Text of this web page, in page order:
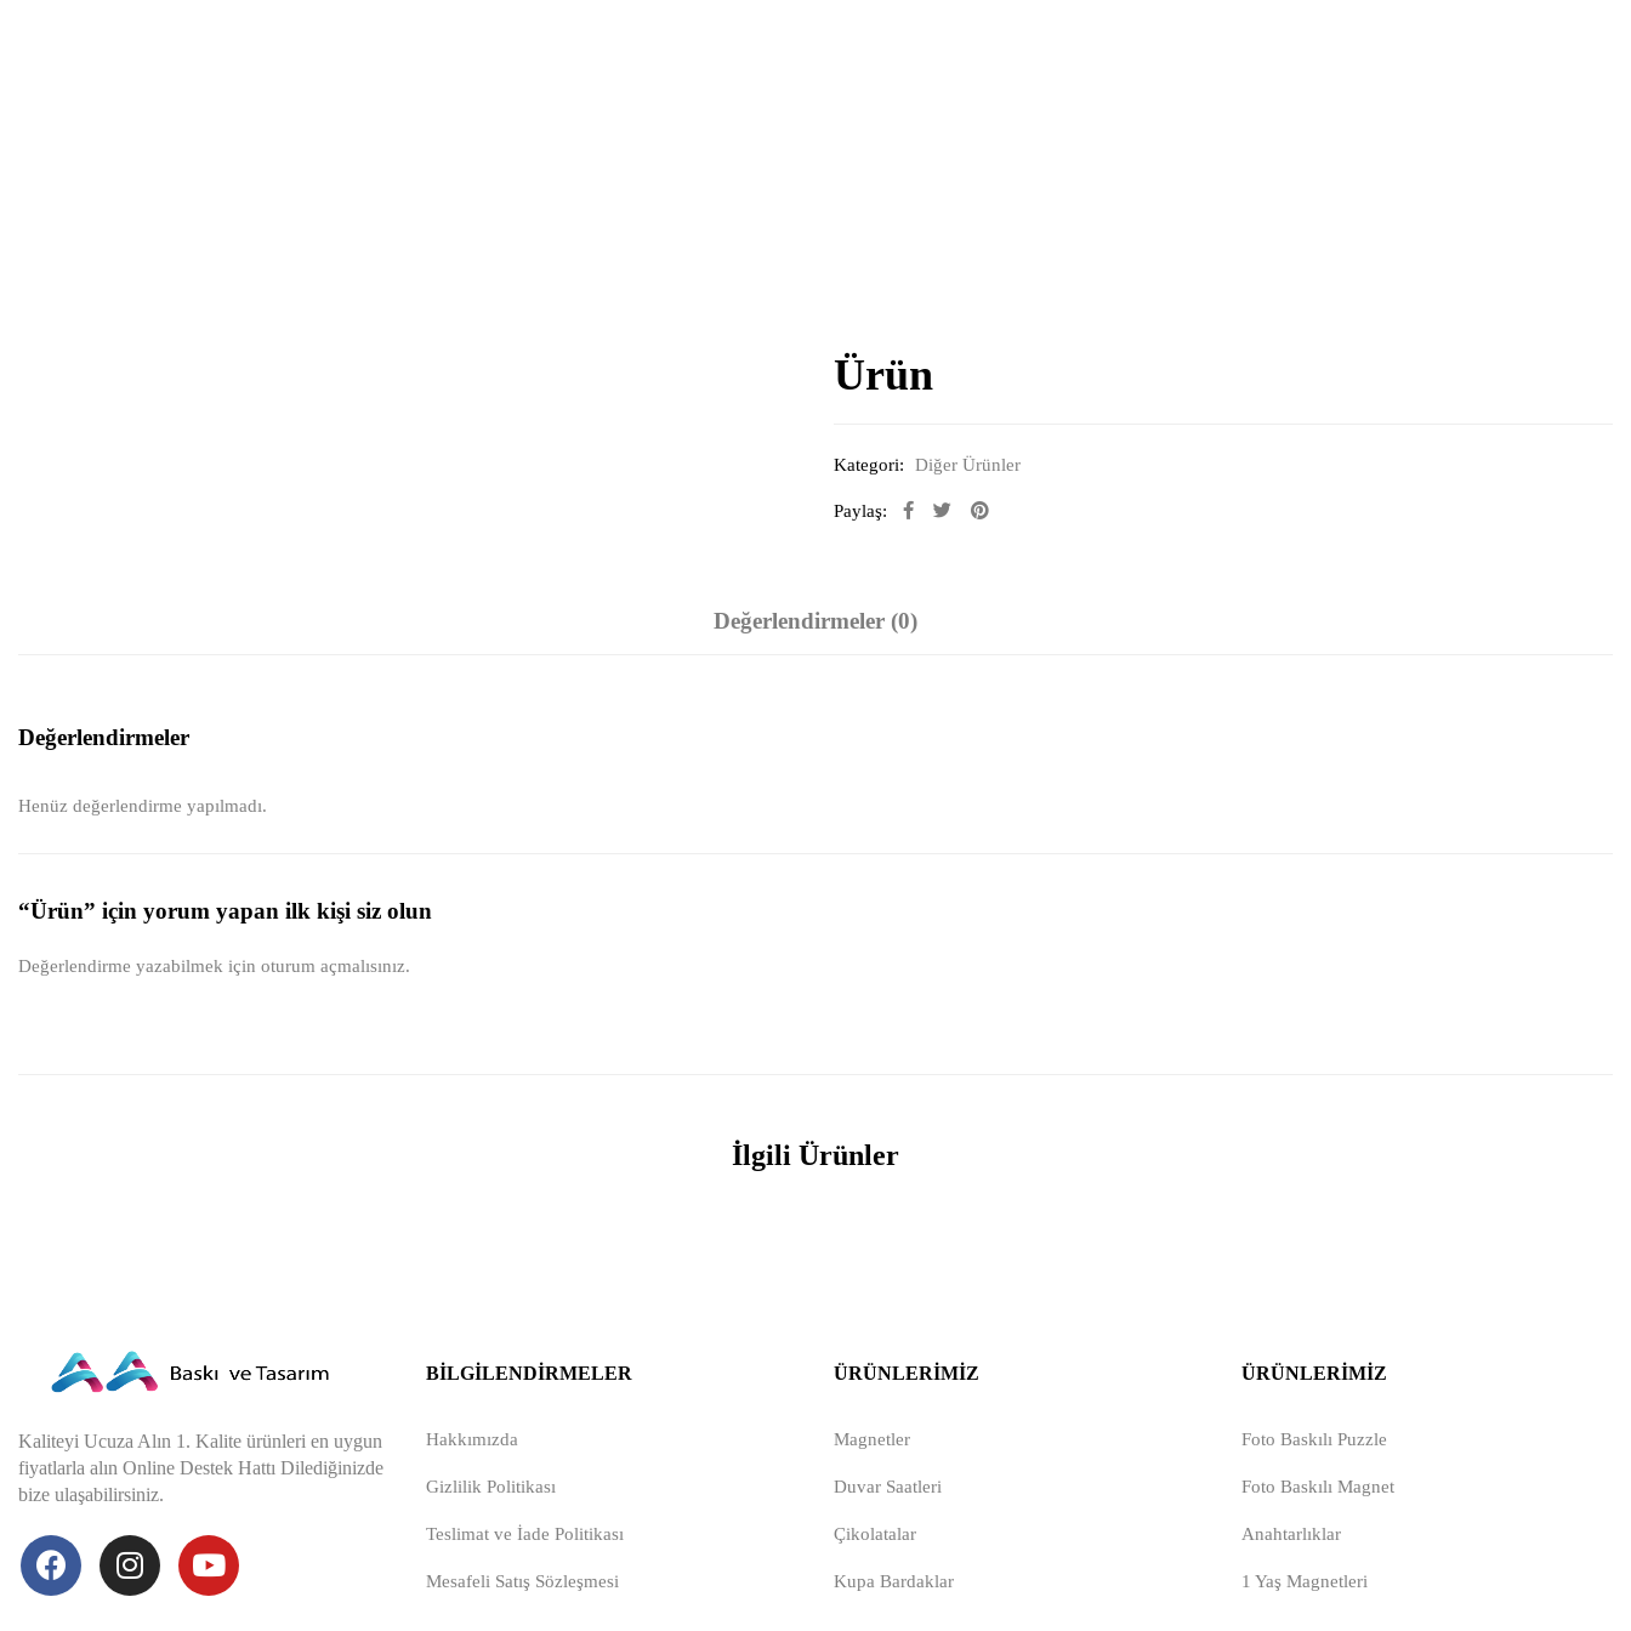
Ürün
Kategori: Diğer Ürünler
Paylaş:
Değerlendirmeler (0)
Değerlendirmeler
Henüz değerlendirme yapılmadı.
“Ürün” için yorum yapan ilk kişi siz olun
Değerlendirme yazabilmek için oturum açmalısınız.
İlgili Ürünler
Kaliteyi Ucuza Alın 1. Kalite ürünleri en uygun
fiyatlarla alın Online Destek Hattı Dilediğinizde
bize ulaşabilirsiniz.
BILGILENDIRMELER
Hakkımızda
Gizlilik Politikası
Teslimat ve İade Politikası
Mesafeli Satış Sözleşmesi
ÜRÜNLERIMIZ
Magnetler
Duvar Saatleri
Çikolatalar
Kupa Bardaklar
ÜRÜNLERIMIZ
Foto Baskılı Puzzle
Foto Baskılı Magnet
Anahtarlıklar
1 Yaş Magnetleri